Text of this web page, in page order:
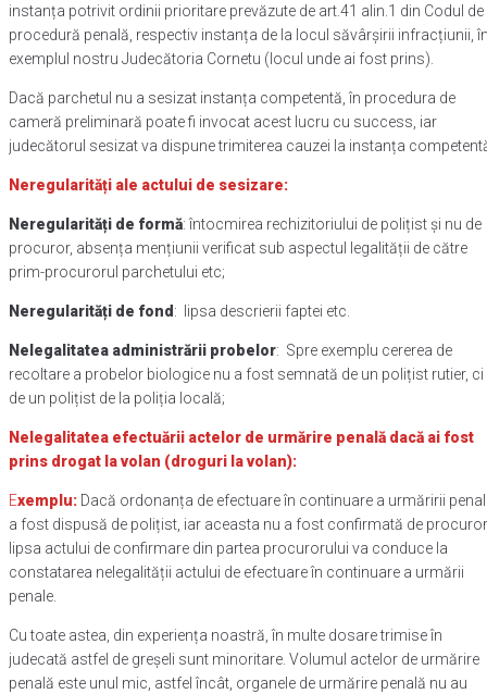
instanța potrivit ordinii prioritare prevăzute de art.41 alin.1 din Codul de
procedură penală, respectiv instanța de la locul săvârșirii infracțiunii,
exemplul nostru Judecătoria Cornetu (locul unde ai fost prins).
Dacă parchetul nu a sesizat instanța competentă, în procedura de
cameră preliminară poate fi invocat acest lucru cu success, iar
judecătorul sesizat va dispune trimiterea cauzei la instanța
Neregularități ale actului de sesizare:
Neregularități de formă: întocmirea rechizitoriului de polițist și nu de
procuror, absența mențiunii verificat sub aspectul legalității de către
prim-procurorul parchetului etc;
Neregularități de fond : lipsa descrierii faptei etc.
Nelegalitatea administrării probelor: Spre exemplu cererea de
recoltare a probelor biologice nu a fost semnată de un polițist rutier, ci
de un polițist de la poliția locală;
Nelegalitatea efectuării actelor de urmărire penală dacă ai fost
prins drogat la volan (droguri la volan):
Exemplu: Dacă ordonanța de efectuare în continuare a urmăririi
a fost dispusă de polițist, iar aceasta nu a fost confirmată de
lipsa actului de confirmare din partea procurorului va conduce la
constatarea nelegalității actului de efectuare în continuare a urmării
penale.
Cu toate astea, din experiența noastră, în multe dosare trimise în
judecată astfel de greșeli sunt minoritare. Volumul actelor de urmărire
penală este unul mic, astfel încât, organele de urmărire penală nu au